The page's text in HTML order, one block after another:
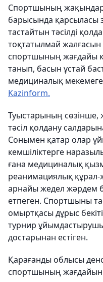
Спортшының
барысында қарсыласы
тастайтын тәсілді
тоқтатылмай жалғасын
спортшының жағдайы
танып, басын ұстай
медициналық мекемеге
Kazinform.
Туыстарының
тәсіл қолдану
Сонымен қатар олар
кемшіліктерге
ғана медициналық
реанимациялық құрал-
арнайы жедел жәрдем
етпеген. Спортшыны
омыртқасы дұрыс
турнир
достарынан естіген.
Қарағанды облысы
спортшының жағдайын